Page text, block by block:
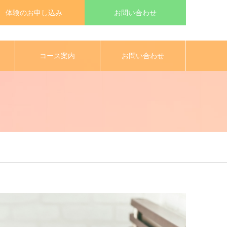
体験のお申し込み お問い合わせ
コース案内 お問い合わせ